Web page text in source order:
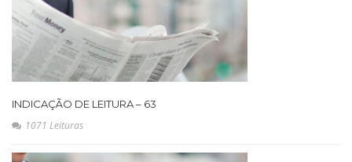
INDICAÇÃO DE LEITURA – 63
1071 Leituras